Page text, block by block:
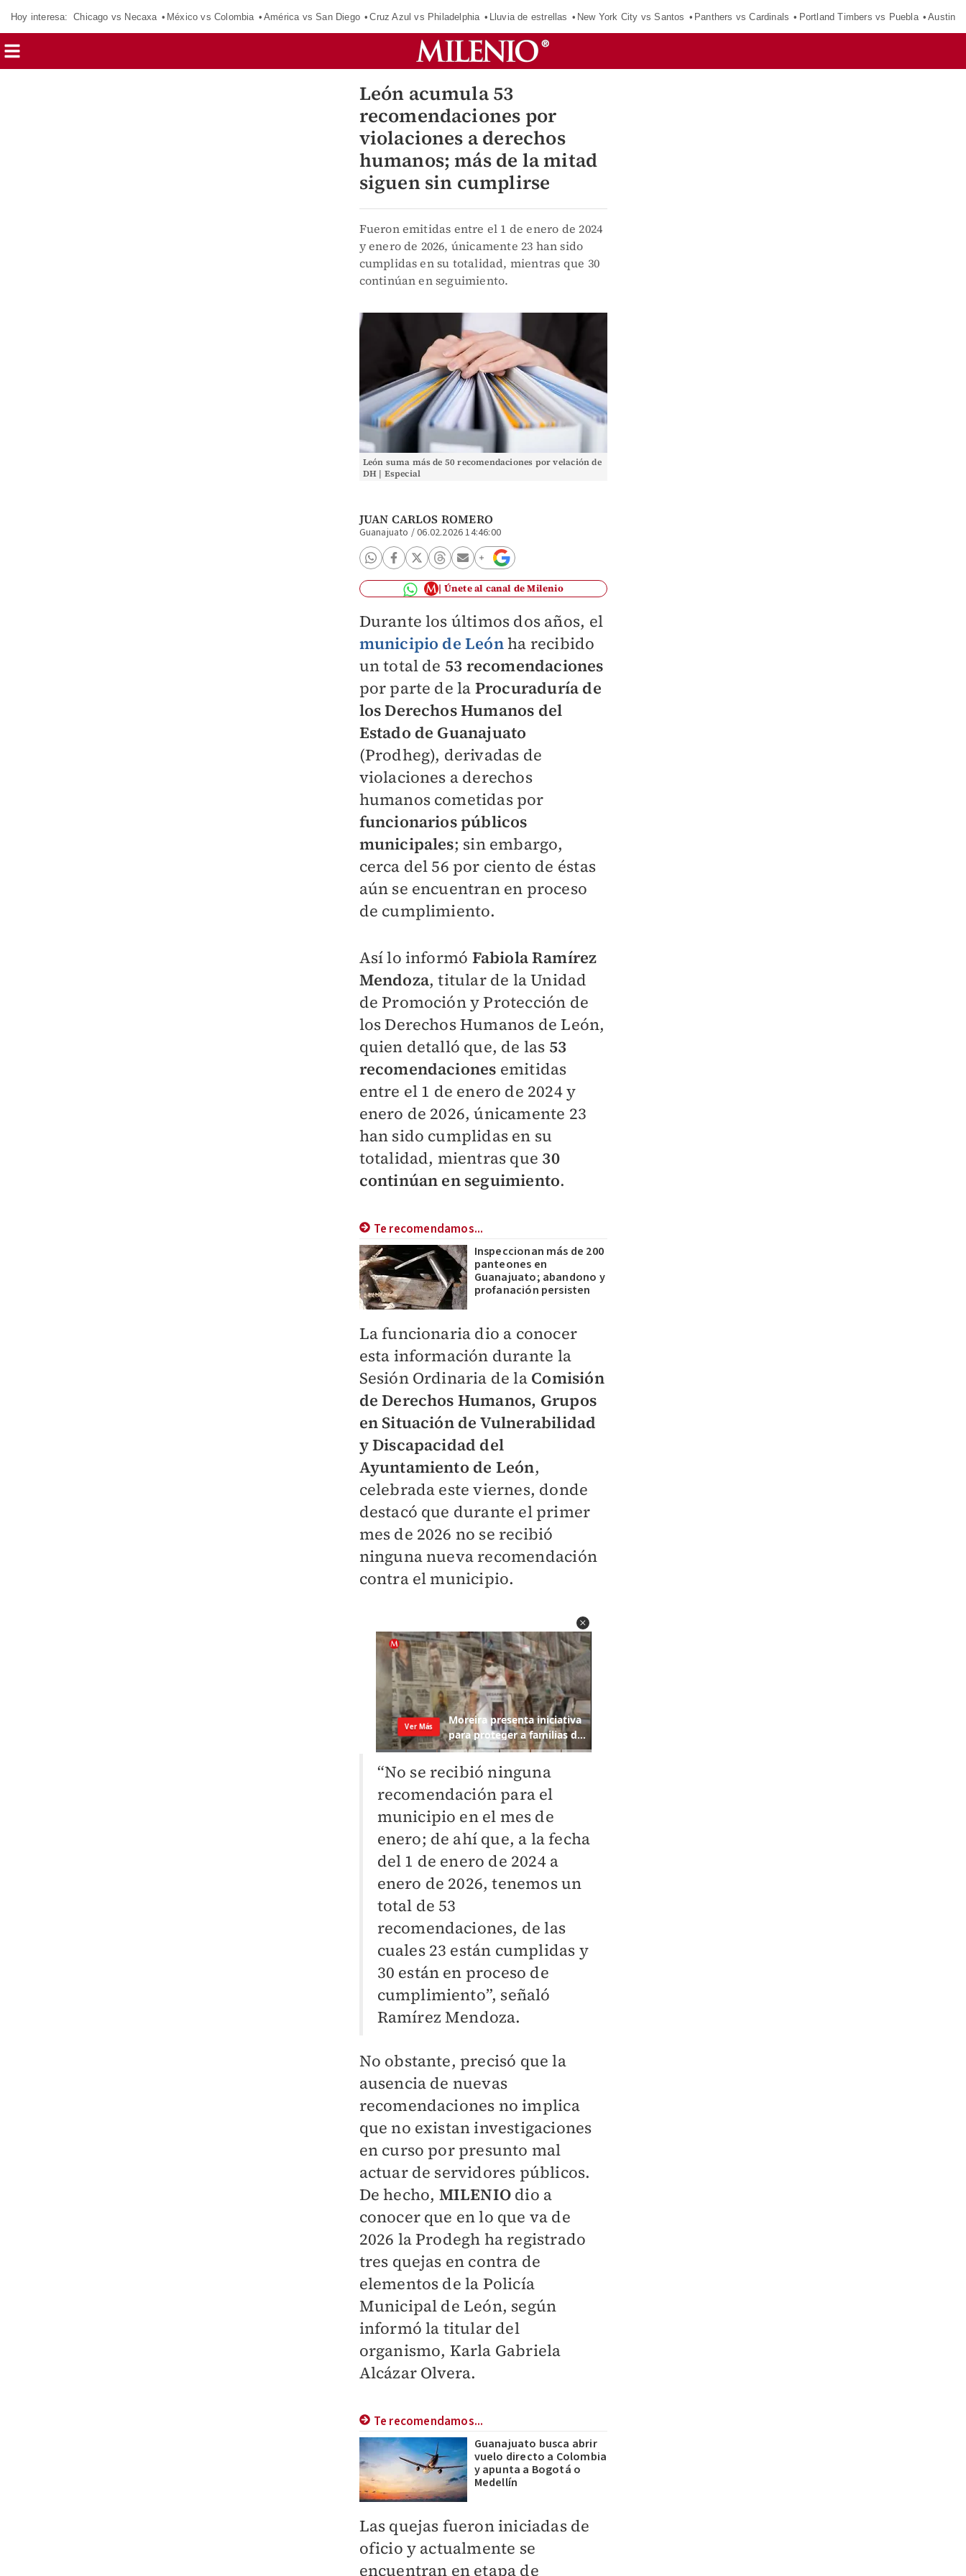
Hoy interesa: Chicago vs Necaxa México vs Colombia América vs San Diego Cruz Azul vs Philadelphia Lluvia de estrellas New York City vs Santos Panthers vs Cardinals Portland Timbers vs Puebla Austin
León acumula 53
recomendaciones por
violaciones a derechos
humanos; más de la mitad
siguen sin cumplirse
Fueron emitidas entre el 1 de enero de 2024
y enero de 2026, únicamente 23 han sido
cumplidas en su totalidad, mientras que 30
continúan en seguimiento.
León suma más de 50 recomendaciones por velación de
DH | Especial
JUAN CARLOS ROMERO
Guanajuato /06.02.2026 14:46:00
Únete al canal de Milenio
Durante los últimos dos años, el
municipio de Leónha recibido
un total de 53 recomendaciones
por parte de la Procuraduría de
los Derechos Humanos del
Estado de Guanajuato
(Prodheg), derivadas de
violaciones a derechos
humanos cometidas por
funcionarios públicos
municipales; sin embargo,
cerca del 56 por ciento de éstas
aún se encuentran en proceso
de cumplimiento.
Así lo informó Fabiola Ramírez
Mendoza, titular de la Unidad
de Promoción y Protección de
los Derechos Humanos de León,
quien detalló que, de las 53
recomendaciones emitidas
entre el 1 de enero de 2024 y
enero de 2026, únicamente 23
han sido cumplidas en su
totalidad, mientras que 30
continúan en seguimiento.
Te recomendamos...
Inspeccionan más de 200
panteones en
Guanajuato; abandono y
profanación persisten
La funcionaria dio a conocer
esta información durante la
Sesión Ordinaria de la Comisión
de Derechos Humanos, Grupos
en Situación de Vulnerabilidad
y Discapacidad del
Ayuntamiento de León,
celebrada este viernes, donde
destacó que durante el primer
mes de 2026 no se recibió
ninguna nueva recomendación
contra el municipio.
“No se recibió ninguna
recomendación para el
municipio en el mes de
enero; de ahí que, a la fecha
del 1 de enero de 2024 a
enero de 2026, tenemos un
total de 53
recomendaciones, de las
cuales 23 están cumplidas y
30 están en proceso de
cumplimiento”, señaló
Ramírez Mendoza.
No obstante, precisó que la
ausencia de nuevas
recomendaciones no implica
que no existan investigaciones
en curso por presunto mal
actuar de servidores públicos.
De hecho, MILENIOdio a
conocer que en lo que va de
2026 la Prodegh ha registrado
tres quejas en contra de
elementos de la Policía
Municipal de León, según
informó la titular del
organismo, Karla Gabriela
Alcázar Olvera.
Te recomendamos...
Guanajuato busca abrir
vuelo directo a Colombia
y apunta a Bogotá o
Medellín
Las quejas fueron iniciadas de
oficio y actualmente se
encuentran en etapa de